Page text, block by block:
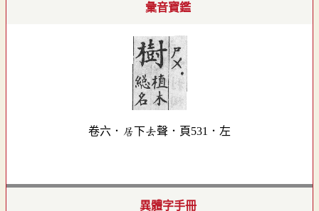
彙音寶鑑
卷六．居下去聲．頁531．左
異體字手冊